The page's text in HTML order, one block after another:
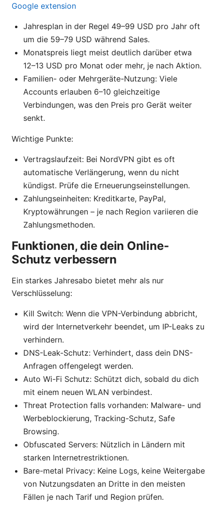
Google extension
Jahresplan in der Regel 49–99 USD pro Jahr oft
um die 59–79 USD während Sales.
Monatspreis liegt meist deutlich darüber etwa
12–13 USD pro Monat oder mehr, je nach Aktion.
Familien- oder Mehrgeräte-Nutzung: Viele
Accounts erlauben 6–10 gleichzeitige
Verbindungen, was den Preis pro Gerät weiter
senkt.
Wichtige Punkte:
Vertragslaufzeit: Bei NordVPN gibt es oft
automatische Verlängerung, wenn du nicht
kündigst. Prüfe die Erneuerungseinstellungen.
Zahlungseinheiten: Kreditkarte, PayPal,
Kryptowährungen – je nach Region variieren die
Zahlungsmethoden.
Funktionen, die dein Online-
Schutz verbessern
Ein starkes Jahresabo bietet mehr als nur
Verschlüsselung:
Kill Switch: Wenn die VPN-Verbindung abbricht,
wird der Internetverkehr beendet, um IP-Leaks zu
verhindern.
DNS-Leak-Schutz: Verhindert, dass dein DNS-
Anfragen offengelegt werden.
Auto Wi-Fi Schutz: Schützt dich, sobald du dich
mit einem neuen WLAN verbindest.
Threat Protection falls vorhanden: Malware- und
Werbeblockierung, Tracking-Schutz, Safe
Browsing.
Obfuscated Servers: Nützlich in Ländern mit
starken Internetrestriktionen.
Bare-metal Privacy: Keine Logs, keine Weitergabe
von Nutzungsdaten an Dritte in den meisten
Fällen je nach Tarif und Region prüfen.